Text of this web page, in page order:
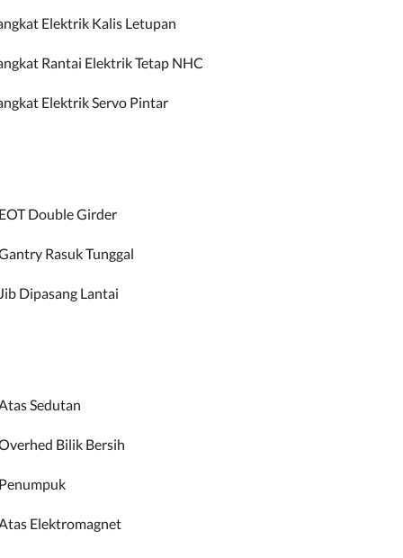
Elektrik Kalis Letupan
Rantai Elektrik Tetap NHC
Elektrik Servo Pintar
Double Girder
Rasuk Tunggal
Dipasang Lantai
Sedutan
Bilik Bersih
Elektromagnet